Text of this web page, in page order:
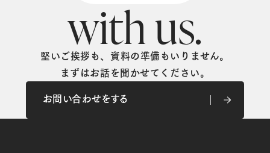
withus.
堅いご挨拶も、資料の準備もいりません。
まずはお話を聞かせてください。
お問い合わせをする